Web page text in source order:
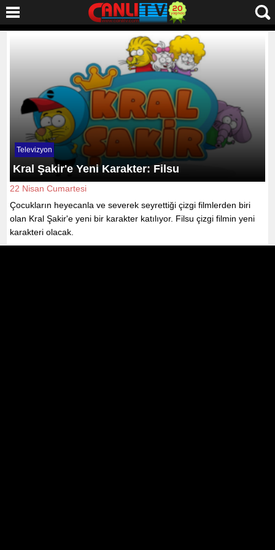
Televizyon
Kral Şakir'e Yeni Karakter: Filsu
22 Nisan Cumartesi
Çocukların heyecanla ve severek seyrettiği çizgi filmlerden biri
olan Kral Şakir'e yeni bir karakter katılıyor. Filsu çizgi filmin yeni
karakteri olacak.